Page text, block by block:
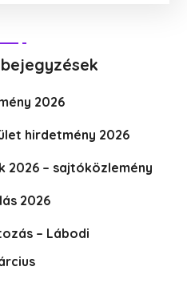
2026
hirdetmény 2026
2026 – sajtóközlemény
2026
– Lábodi